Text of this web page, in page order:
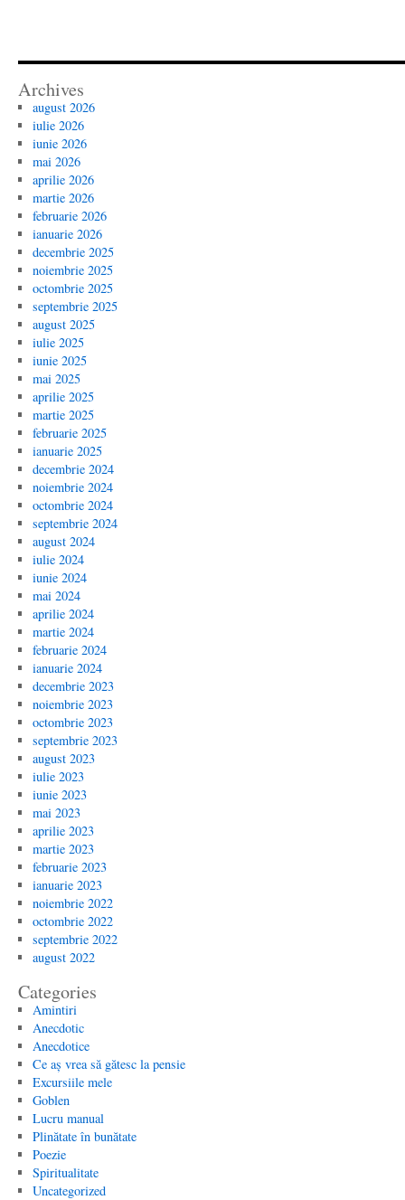
Archives
august 2026
iulie 2026
iunie 2026
mai 2026
aprilie 2026
martie 2026
februarie 2026
ianuarie 2026
decembrie 2025
noiembrie 2025
octombrie 2025
septembrie 2025
august 2025
iulie 2025
iunie 2025
mai 2025
aprilie 2025
martie 2025
februarie 2025
ianuarie 2025
decembrie 2024
noiembrie 2024
octombrie 2024
septembrie 2024
august 2024
iulie 2024
iunie 2024
mai 2024
aprilie 2024
martie 2024
februarie 2024
ianuarie 2024
decembrie 2023
noiembrie 2023
octombrie 2023
septembrie 2023
august 2023
iulie 2023
iunie 2023
mai 2023
aprilie 2023
martie 2023
februarie 2023
ianuarie 2023
noiembrie 2022
octombrie 2022
septembrie 2022
august 2022
Categories
Amintiri
Anecdotic
Anecdotice
Ce aș vrea să gătesc la pensie
Excursiile mele
Goblen
Lucru manual
Plinătate în bunătate
Poezie
Spiritualitate
Uncategorized